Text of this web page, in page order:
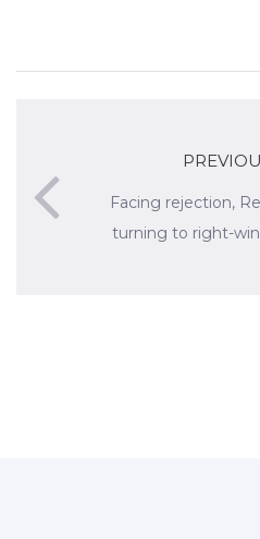
Facing rejection,
turning to right-